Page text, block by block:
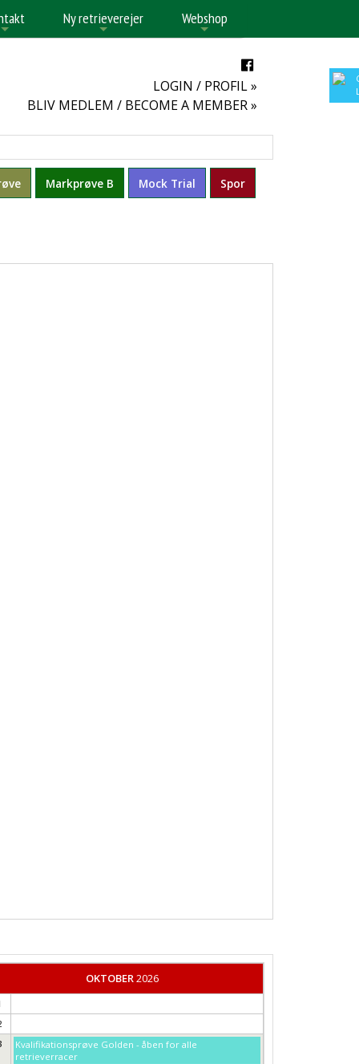
Ny retrieverejer Webshop
LOGIN / PROFIL »
BLIV MEDLEM / BECOME A MEMBER »
Markprøve B Mock Trial Spor
OKTOBER2026
Kvalifikationsprøve Golden - åben for alle
retrieverracer